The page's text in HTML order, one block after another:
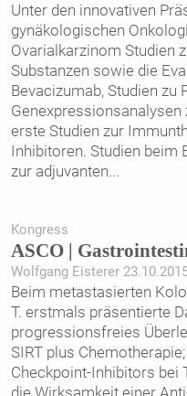
Unter den innovativen
gynäkologischen
Ovarialkarzinom Studien
Substanzen sowie die
Bevacizumab, Studien zu
erste Studien zur
Inhibitoren. Studien beim
zur adjuvanten...
Kongress
ASCO |
Wolfgang Eisterer
Beim metastasierten
T. erstmals präsentierte
progressionsfreies
SIRT plus
Checkpoint-Inhibitors bei